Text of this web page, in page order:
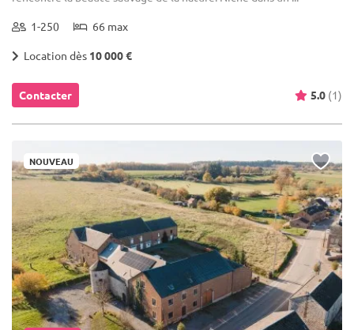
1-250 66 max
Location dès 10 000 €
Contacter 5.0 (1)
NOUVEAU